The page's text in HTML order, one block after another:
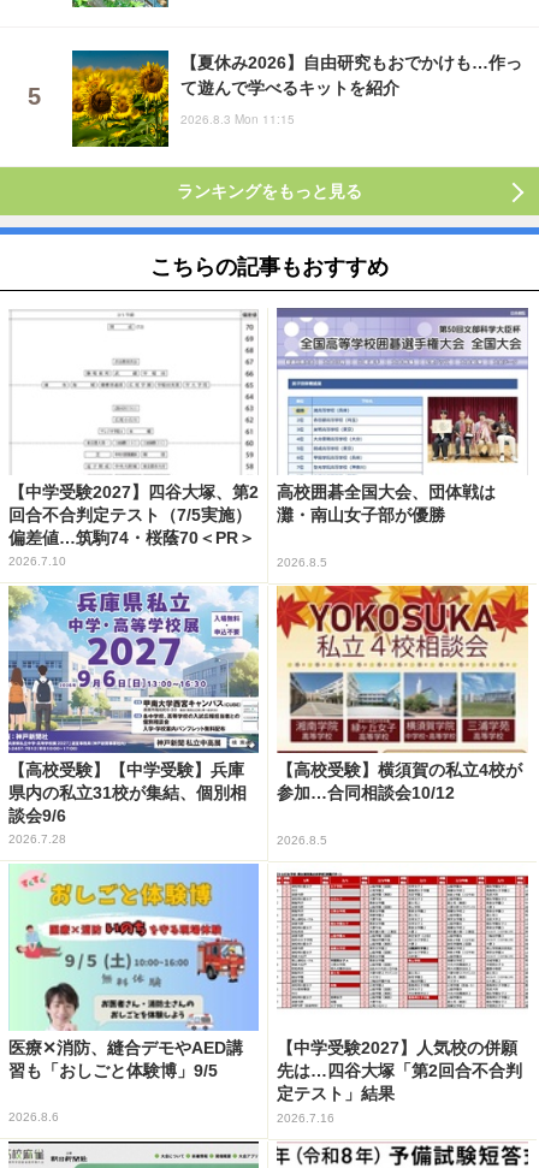
【夏休み2026】自由研究もおでかけも…作っ
て遊んで学べるキットを紹介
2026.8.3 Mon 11:15
ランキングをもっと見る
こちらの記事もおすすめ
【中学受験2027】四谷大塚、第2
回合不合判定テスト（7/5実施）
偏差値…筑駒74・桜蔭70＜PR＞
2026.7.10
高校囲碁全国大会、団体戦は
灘・南山女子部が優勝
2026.8.5
【高校受験】【中学受験】兵庫
県内の私立31校が集結、個別相
談会9/6
2026.7.28
【高校受験】横須賀の私立4校が
参加…合同相談会10/12
2026.8.5
医療✕消防、縫合デモやAED講
習も「おしごと体験博」9/5
2026.8.6
【中学受験2027】人気校の併願
先は…四谷大塚「第2回合不合判
定テスト」結果
2026.7.16